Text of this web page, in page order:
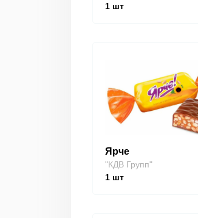
1 шт
Ярче
"КДВ Групп"
1 шт